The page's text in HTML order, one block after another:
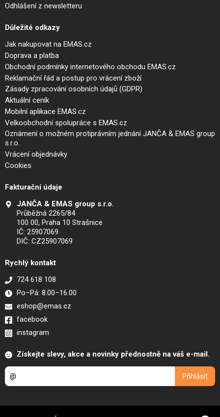
Odhlášení z newsletteru
Důležité odkazy
Jak nakupovat na EMAS.cz
Doprava a platba
Obchodní podmínky internetového obchodu EMAS.cz
Reklamační řád a postup pro vrácení zboží
Zásady zpracování osobních údajů (GDPR)
Aktuální ceník
Mobilní aplikace EMAS.cz
Velkoobchodní spolupráce s EMAS.cz
Oznámení o možném protiprávním jednání JANČA & EMAS group
s.r.o.
Vrácení objednávky
Cookies
Fakturační údaje
JANČA & EMAS group s.r.o.
Průběžná 2265/84
100 00, Praha 10 Strašnice
IČ: 25907069
DIČ: CZ25907069
Rychlý kontakt
724 618 108
Po–Pá: 8.00–16.00
eshop@emas.cz
facebook
instagram
Získejte slevy, akce a novinky přednostně na váš e-mail.